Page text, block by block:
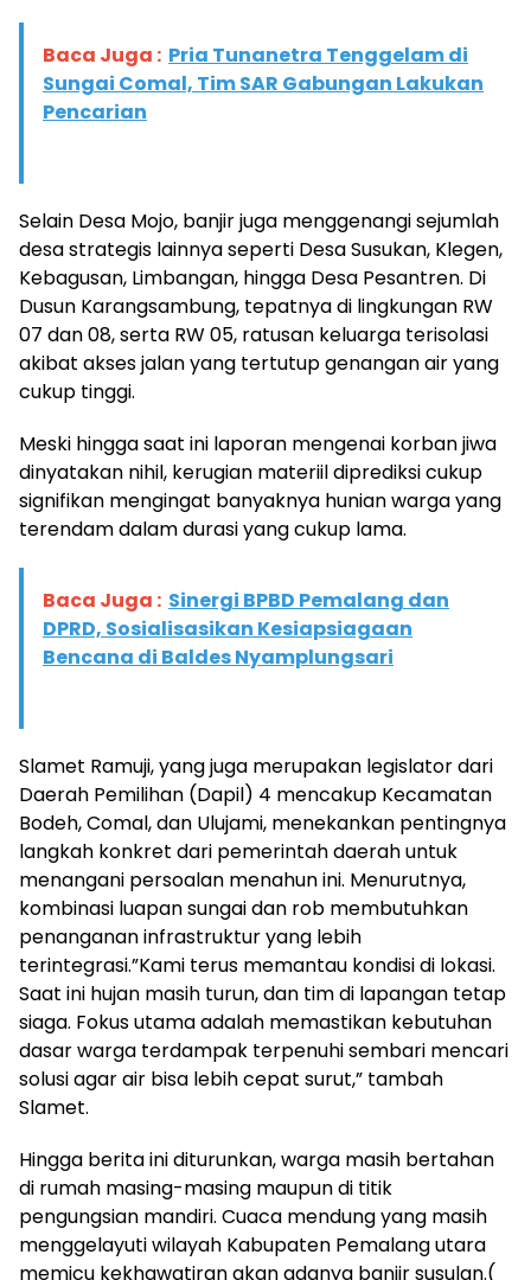
Baca Juga : Pria Tunanetra Tenggelam di
Sungai Comal, Tim SAR Gabungan Lakukan
Pencarian
Selain Desa Mojo, banjir juga menggenangi sejumlah
desa strategis lainnya seperti Desa Susukan, Klegen,
Kebagusan, Limbangan, hingga Desa Pesantren. Di
Dusun Karangsambung, tepatnya di lingkungan RW
07 dan 08, serta RW 05, ratusan keluarga terisolasi
akibat akses jalan yang tertutup genangan air yang
cukup tinggi.
Meski hingga saat ini laporan mengenai korban jiwa
dinyatakan nihil, kerugian materiil diprediksi cukup
signifikan mengingat banyaknya hunian warga yang
terendam dalam durasi yang cukup lama.
Baca Juga : Sinergi BPBD Pemalang dan
DPRD, Sosialisasikan Kesiapsiagaan
Bencana di Baldes Nyamplungsari
Slamet Ramuji, yang juga merupakan legislator dari
Daerah Pemilihan (Dapil) 4 mencakup Kecamatan
Bodeh, Comal, dan Ulujami, menekankan pentingnya
langkah konkret dari pemerintah daerah untuk
menangani persoalan menahun ini. Menurutnya,
kombinasi luapan sungai dan rob membutuhkan
penanganan infrastruktur yang lebih
terintegrasi.”Kami terus memantau kondisi di lokasi.
Saat ini hujan masih turun, dan tim di lapangan tetap
siaga. Fokus utama adalah memastikan kebutuhan
dasar warga terdampak terpenuhi sembari mencari
solusi agar air bisa lebih cepat surut,” tambah
Slamet.
Hingga berita ini diturunkan, warga masih bertahan
di rumah masing-masing maupun di titik
pengungsian mandiri. Cuaca mendung yang masih
menggelayuti wilayah Kabupaten Pemalang utara
memicu kekhawatiran akan adanya banjir susulan.(